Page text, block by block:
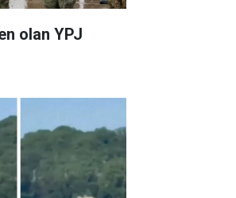
olan YPJ